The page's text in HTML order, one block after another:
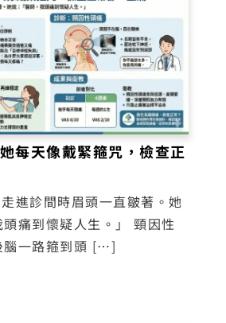
每天像戴緊箍咒，檢查正
進診間時眉頭一直皺著。她
痛到懷疑人生。」 頸因性
腦一路箍到頭 […]